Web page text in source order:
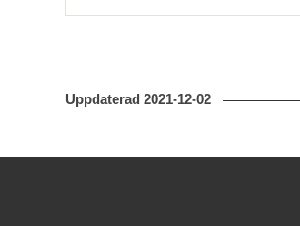
Typ
Uppdaterad 2021-12-02